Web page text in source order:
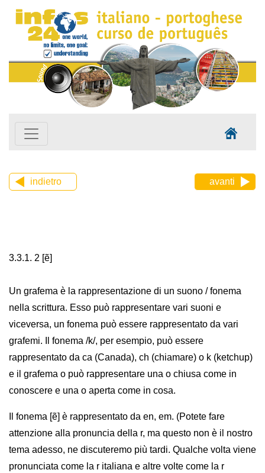
indietro avanti
3.3.1. 2 [ẽ]
Un grafema è la rappresentazione di un suono / fonema
nella scrittura. Esso può rappresentare vari suoni e
viceversa, un fonema può essere rappresentato da vari
grafemi. Il fonema /k/, per esempio, può essere
rappresentato da ca (Canada), ch (chiamare) o k (ketchup)
e il grafema o può rappresentare una o chiusa come in
conoscere e una o aperta come in cosa.
Il fonema [ẽ] è rappresentato da en, em. (Potete fare
attenzione alla pronuncia della r, ma questo non è il nostro
tema adesso, ne discuteremo più tardi. Qualche volta viene
pronunciata come la r italiana e altre volte come la r